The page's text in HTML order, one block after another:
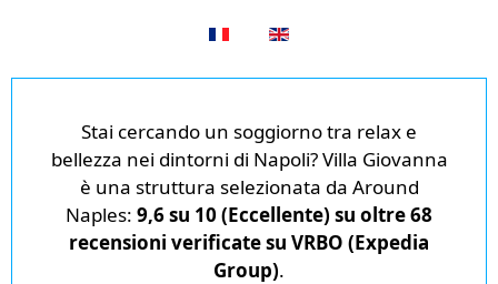
Stai cercando un soggiorno tra relax e
bellezza nei dintorni di Napoli? Villa Giovanna
è una struttura selezionata da Around
Naples: 9,6 su 10 (Eccellente) su oltre 68
recensioni verificate su VRBO (Expedia
Group).